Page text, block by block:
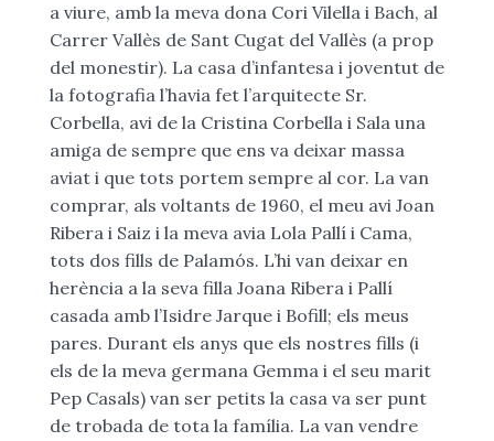
a viure, amb la meva dona Cori Vilella i Bach, al
Carrer Vallès de Sant Cugat del Vallès (a prop
del monestir). La casa d’infantesa i joventut de
la fotografia l’havia fet l’arquitecte Sr.
Corbella, avi de la Cristina Corbella i Sala una
amiga de sempre que ens va deixar massa
aviat i que tots portem sempre al cor. La van
comprar, als voltants de 1960, el meu avi Joan
Ribera i Saiz i la meva avia Lola Pallí i Cama,
tots dos fills de Palamós. L’hi van deixar en
herència a la seva filla Joana Ribera i Pallí
casada amb l’Isidre Jarque i Bofill; els meus
pares. Durant els anys que els nostres fills (i
els de la meva germana Gemma i el seu marit
Pep Casals) van ser petits la casa va ser punt
de trobada de tota la família. La van vendre